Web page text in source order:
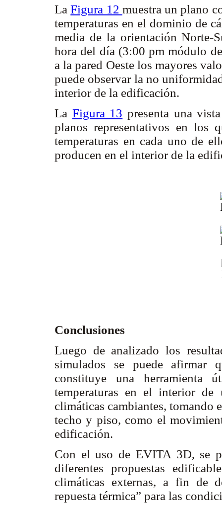
LaFigura 12 muestra un plano
temperaturas en el dominio de
media de la orientación Norte-
hora del día (3:00 pm módulo
a la pared Oeste los mayores
puede observar la no
interior de la edificación.
La Figura 13 presenta una
planos representativos en los
temperaturas en cada uno de
producen en el interior de la
Conclusiones
Luego de analizado los
simulados se puede afirmar
constituye una herramienta
temperaturas en el interior de
climáticas cambiantes, tomando
techo y piso, como el
edificación.
Con el uso de EVITA 3D, se
diferentes propuestas
climáticas externas, a fin de
repuesta térmica” para las